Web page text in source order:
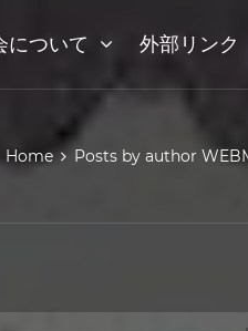
について 外部リンク
Home Posts by author